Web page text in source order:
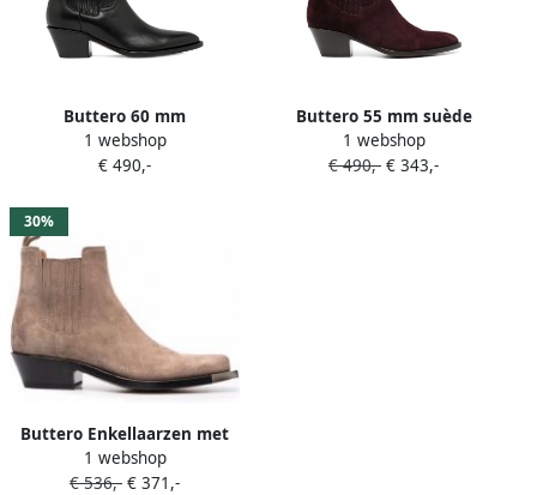
Buttero 60 mm
enkellaarzen met elastisch
vlak en puntige neus Zwart
1 webshop
€ 490,-
Buttero 55 mm suède
enkellaarzen Paars
1 webshop
€ 490,- € 343,-
30%
Buttero Enkellaarzen met
vierkante neus Beige
1 webshop
€ 536,- € 371,-